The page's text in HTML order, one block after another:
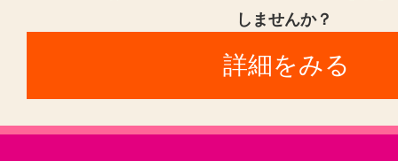
しませんか？
詳細をみる